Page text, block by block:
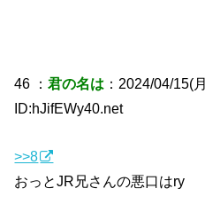
46 ：君の名は ：2024/04/15(
ID:hJifEWy40.net
>>8
おっとJR兄さんの悪口はry